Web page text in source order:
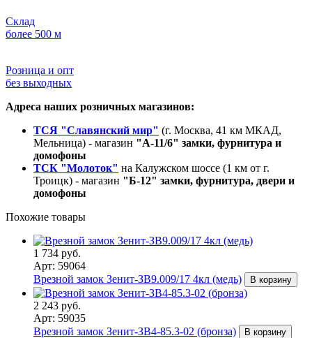
Склад
более 500 м
Розница и опт
без выходных
Адреса наших розничных магазинов:
ТСЯ "Славянский мир" (г. Москва, 41 км МКАД,
Мельница) - магазин "А-11/6" замки, фурнитура и
домофоны
ТСК "Молоток" на Калужском шоссе (1 км от г.
Троицк) - магазин "Б-12" замки, фурнитура, двери и
домофоны
Похожие товары
1 734 руб.
Арт: 59064
Врезной замок Зенит-ЗВ9.009/17 4кл (медь)
В корзину
2 243 руб.
Арт: 59035
Врезной замок Зенит-ЗВ4-85.3-02 (бронза)
В корзину